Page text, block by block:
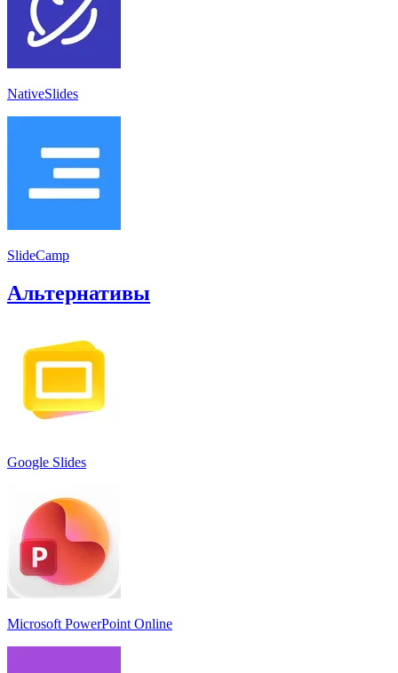
NativeSlides
SlideCamp
Альтернативы
Google Slides
Microsoft PowerPoint Online